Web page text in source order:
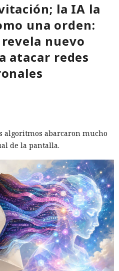
la IA la
una orden:
nuevo
atacar redes
algoritmos abarcaron mucho
de la pantalla.